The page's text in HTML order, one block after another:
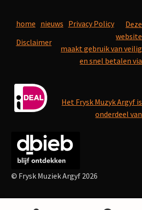
home nieuws Privacy Policy
Disclaimer
Deze
website
maakt gebruik van veilig
en snel betalen via
Het Frysk Muzyk Argyf is
onderdeel van
© Frysk Muziek Argyf 2026